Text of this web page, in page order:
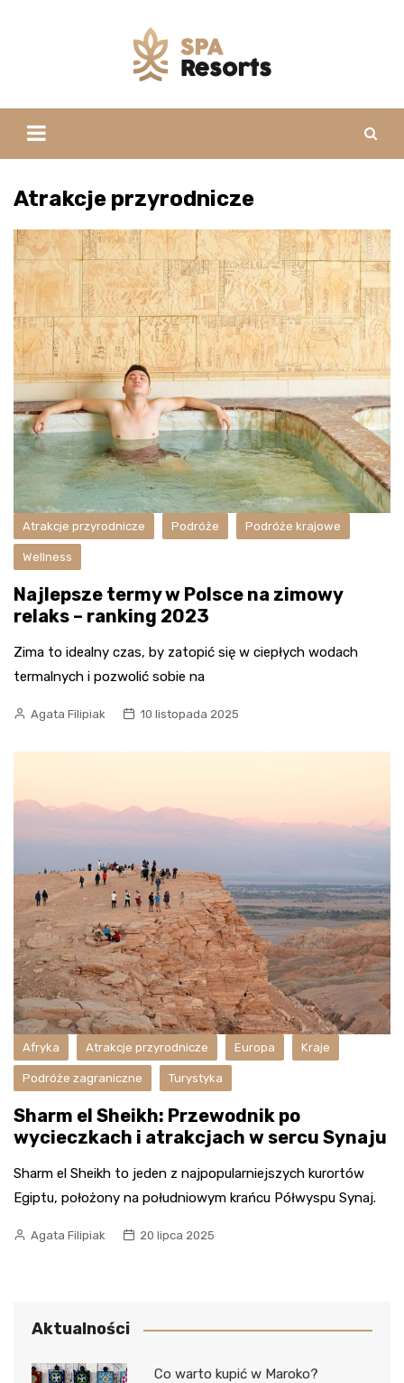
Atrakcje przyrodnicze
Atrakcje przyrodnicze Podróże Podróże krajowe
Wellness
Najlepsze termy w Polsce na zimowy
relaks – ranking 2023
Zima to idealny czas, by zatopić się w ciepłych wodach
termalnych i pozwolić sobie na
Agata Filipiak 10 listopada 2025
Afryka Atrakcje przyrodnicze Europa Kraje
Podróże zagraniczne Turystyka
Sharm el Sheikh: Przewodnik po
wycieczkach i atrakcjach w sercu Synaju
Sharm el Sheikh to jeden z najpopularniejszych kurortów
Egiptu, położony na południowym krańcu Półwyspu Synaj.
Agata Filipiak 20 lipca 2025
Aktualności
Co warto kupić w Maroko?